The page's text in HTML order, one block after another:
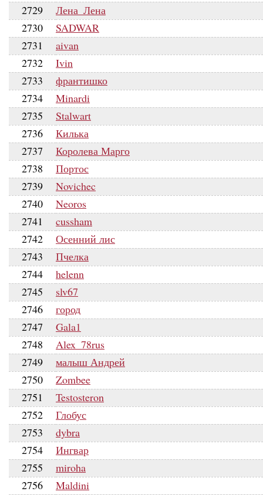
2729
Лена_Лена
2730
SADWAR
2731
aivan
2732
Ivin
2733
франтишко
2734
Minardi
2735
Stalwart
2736
Килька
2737
Королева Марго
2738
Портос
2739
Novichec
2740
Neoros
2741
cussham
2742
Осенний лис
2743
Пчелка
2744
helenn
2745
slv67
2746
город
2747
Gala1
2748
Alex_78rus
2749
малыш Андрей
2750
Zombee
2751
Testosteron
2752
Глобус
2753
dybra
2754
Ингвар
2755
miroha
2756
Maldini